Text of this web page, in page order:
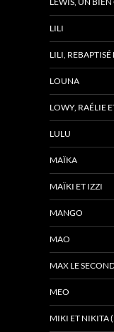
LILI
LILI,
LOUNA
LOWY, RAÉLIE
LULU
MAÏKA
MAÏKI ET IZZI
MANGO
MAO
MAX LE
MEO
MIKI ET NIKITA